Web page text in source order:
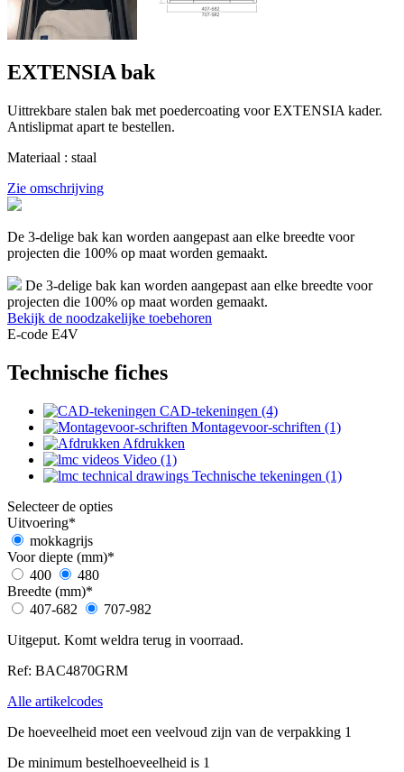
EXTENSIA bak
Uittrekbare stalen bak met poedercoating voor EXTENSIA kader.
Antislipmat apart te bestellen.
Materiaal : staal
Zie omschrijving
De 3-delige bak kan worden aangepast aan elke breedte voor
projecten die 100% op maat worden gemaakt.
De 3-delige bak kan worden aangepast aan elke breedte voor
projecten die 100% op maat worden gemaakt.
Bekijk de noodzakelijke toebehoren
E-code E4V
Technische fiches
CAD-tekeningen (4)
Montagevoor-schriften (1)
Afdrukken
Video (1)
Technische tekeningen (1)
Selecteer de opties
Uitvoering*
mokkagrijs
Voor diepte (mm)*
400
480
Breedte (mm)*
407-682
707-982
Uitgeput. Komt weldra terug in voorraad.
Ref: BAC4870GRM
Alle artikelcodes
De hoeveelheid moet een veelvoud zijn van de verpakking 1
De minimum bestelhoeveelheid is 1